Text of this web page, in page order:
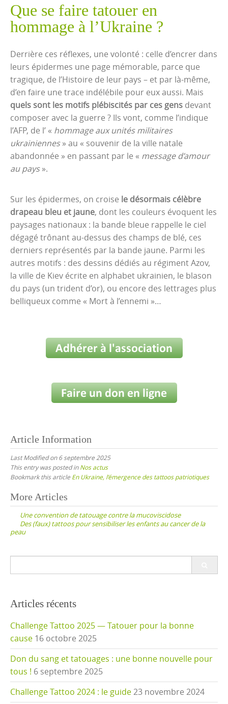
Que se faire tatouer en
hommage à l’Ukraine ?
Derrière ces réflexes, une volonté : celle d’encrer dans
leurs épidermes une page mémorable, parce que
tragique, de l’Histoire de leur pays – et par là-même,
d’en faire une trace indélébile pour eux aussi. Mais
quels sont les motifs plébiscités par ces gens devant
composer avec la guerre ? Ils vont, comme l’indique
l’AFP, de l’ « hommage aux unités militaires
ukrainiennes» au « souvenir de la ville natale
abandonnée » en passant par le « message d’amour
au pays».
Sur les épidermes, on croise le désormais célèbre
drapeau bleu et jaune, dont les couleurs évoquent les
paysages nationaux : la bande bleue rappelle le ciel
dégagé trônant au-dessus des champs de blé, ces
derniers représentés par la bande jaune. Parmi les
autres motifs : des dessins dédiés au régiment Azov,
la ville de Kiev écrite en alphabet ukrainien, le blason
du pays (un trident d’or), ou encore des lettrages plus
belliqueux comme « Mort à l’ennemi »…
Article Information
Last Modified on 6 septembre 2025
This entry was posted inNos actus
Bookmark this article En Ukraine, l’émergence des tattoos patriotiques
Post
navigation
More Articles
Une convention de tatouage contre la mucoviscidose
Des (faux) tattoos pour sensibiliser les enfants au cancer de la
peau
Articles récents
Challenge Tattoo 2025 — Tatouer pour la bonne
cause 16 octobre 2025
Don du sang et tatouages : une bonne nouvelle pour
tous ! 6 septembre 2025
Challenge Tattoo 2024 : le guide23 novembre 2024